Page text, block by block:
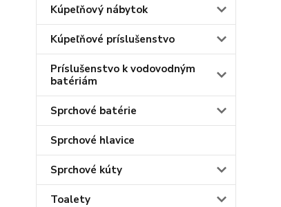
Kúpeľňový nábytok
Kúpeľňové príslušenstvo
Príslušenstvo k vodovodným
batériám
Sprchové batérie
Sprchové hlavice
Sprchové kúty
Toalety